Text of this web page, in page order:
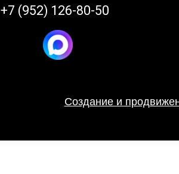
+7 (952) 126-80-50
Создание и